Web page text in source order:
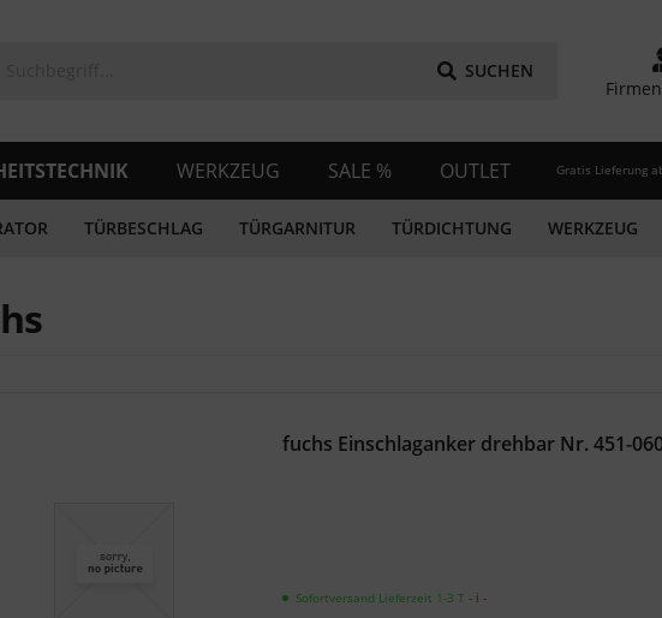
SUCHEN
TÜRBESCHLAG TÜRGARNITUR TÜRDICHTUNG WERKZEUG
WERKZEUG SALE % OUTLET Gratis Lieferung
fuchs Einschlaganker drehbar Nr. 451-
Sofortversand Lieferzeit 1-3 T- ℹ -